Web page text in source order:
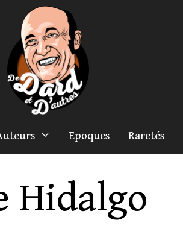
Epoques Raretés
Hidalgo